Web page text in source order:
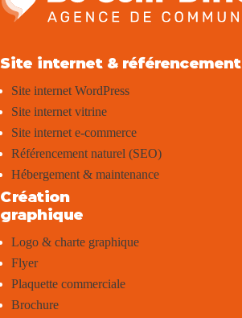
Site internet & référencement
Site internet WordPress
Site internet vitrine
Site internet e-commerce
Référencement naturel (SEO)
Hébergement & maintenance
Création
graphique
Logo & charte graphique
Flyer
Plaquette commerciale
Brochure